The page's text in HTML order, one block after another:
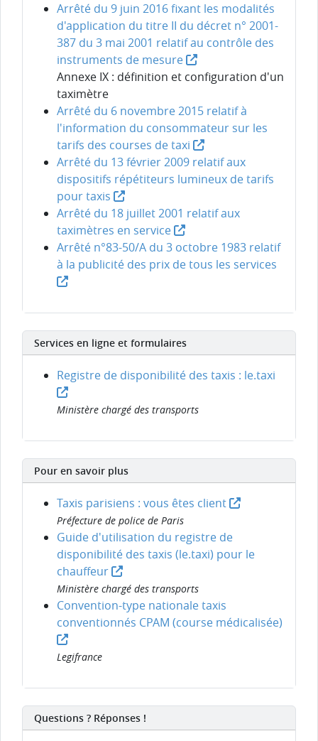
Arrêté du 9 juin 2016 fixant les modalités
d'application du titre II du décret n° 2001-
387 du 3 mai 2001 relatif au contrôle des
instruments de mesure
Annexe IX : définition et configuration d'un
taximètre
Arrêté du 6 novembre 2015 relatif à
l'information du consommateur sur les
tarifs des courses de taxi
Arrêté du 13 février 2009 relatif aux
dispositifs répétiteurs lumineux de tarifs
pour taxis
Arrêté du 18 juillet 2001 relatif aux
taximètres en service
Arrêté n°83-50/A du 3 octobre 1983 relatif
à la publicité des prix de tous les services
Services en ligne et formulaires
Registre de disponibilité des taxis : le.taxi
Ministère chargé des transports
Pour en savoir plus
Taxis parisiens : vous êtes client
Préfecture de police de Paris
Guide d'utilisation du registre de
disponibilité des taxis (le.taxi) pour le
chauffeur
Ministère chargé des transports
Convention-type nationale taxis
conventionnés CPAM (course médicalisée)
Legifrance
Questions ? Réponses !